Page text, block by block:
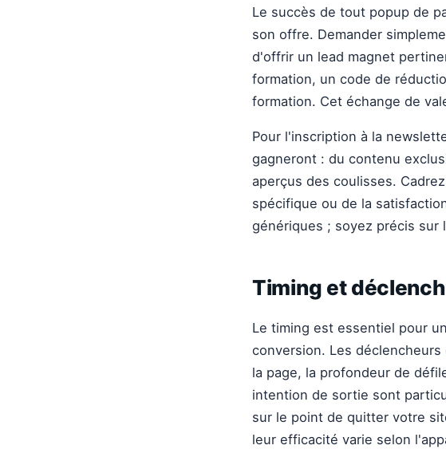
Le succès de tout popup de
son offre. Demander
d'offrir un lead magnet
formation, un code de
formation. Cet échange de
Pour l'inscription à la
gagneront : du contenu
aperçus des coulisses.
spécifique ou de la
génériques ; soyez précis sur
Timing et
Le timing est essentiel pour
conversion. Les
la page, la profondeur de
intention de sortie sont
sur le point de quitter votre
leur efficacité varie selon